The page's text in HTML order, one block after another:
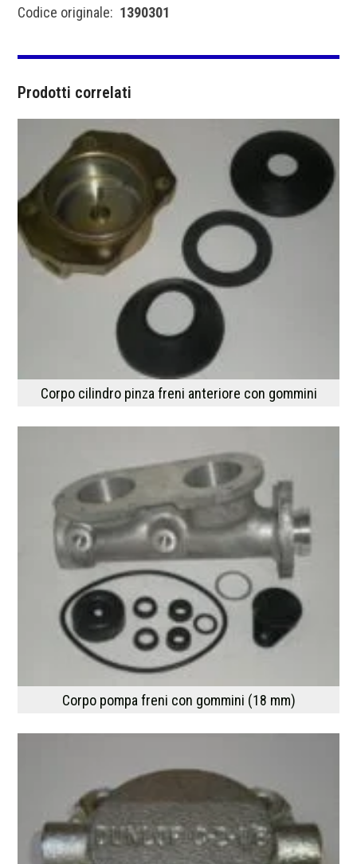
Codice originale: 1390301
Prodotti correlati
Corpo cilindro pinza freni anteriore con gommini
Corpo pompa freni con gommini (18 mm)